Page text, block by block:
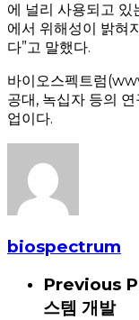
에 널리 사용되고
에서 위해성이 밝혀
다”고 말했다.
바이오스펙트럼
공대, 녹십자 등의
업이다.
biospectrum
Previous
스템 개발